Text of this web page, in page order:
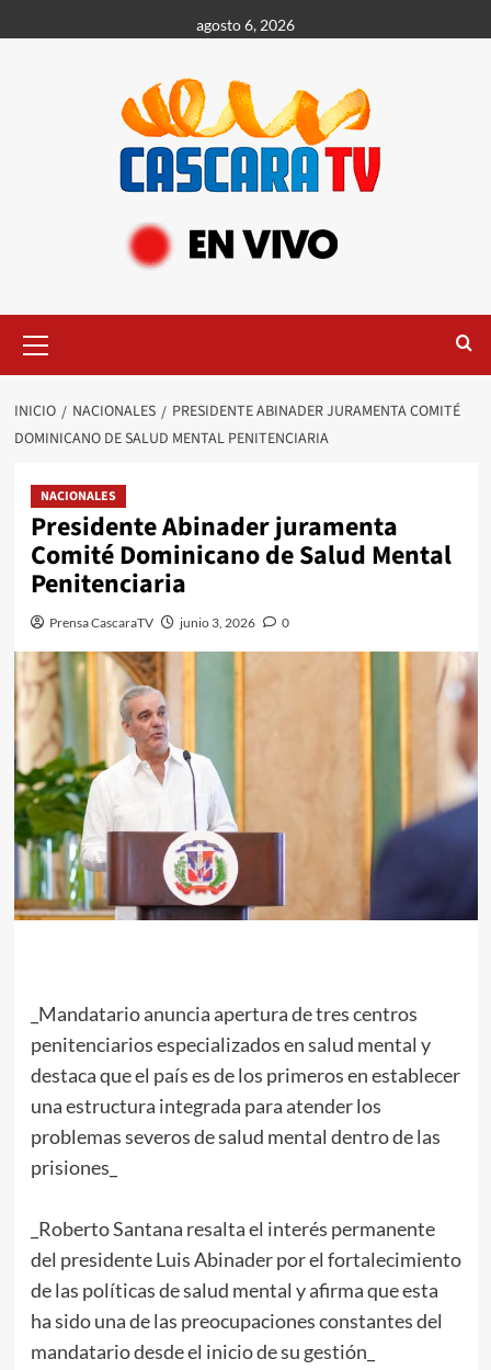
agosto 6, 2026
INICIO NACIONALES
PRESIDENTE ABINADER JURAMENTA COMITÉ
DOMINICANO DE SALUD MENTAL PENITENCIARIA
NACIONALES
Presidente Abinader juramenta
Comité Dominicano de Salud Mental
Penitenciaria
Prensa CascaraTV junio 3, 2026 0
_Mandatario anuncia apertura de tres centros
penitenciarios especializados en salud mental y
destaca que el país es de los primeros en establecer
una estructura integrada para atender los
problemas severos de salud mental dentro de las
prisiones_
_Roberto Santana resalta el interés permanente
del presidente Luis Abinader por el fortalecimiento
de las políticas de salud mental y afirma que esta
ha sido una de las preocupaciones constantes del
mandatario desde el inicio de su gestión_